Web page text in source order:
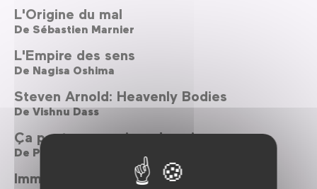
L'Origine du mal
De Sébastien Marnier
L'Empire des sens
De Nagisa Oshima
Steven Arnold: Heavenly Bodies
De Vishnu Dass
Ça peut vous arriver demain
De Peter S. Traynor
Immunité collective